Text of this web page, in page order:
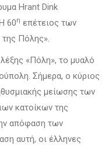
Hrant Dink
60η επέτειος των
Πόλης».
«Πόλη», το μυαλό
Σήμερα, ο κύριος
μείωσης των
κατοίκων της
απόφαση των
αυτή, οι έλληνες